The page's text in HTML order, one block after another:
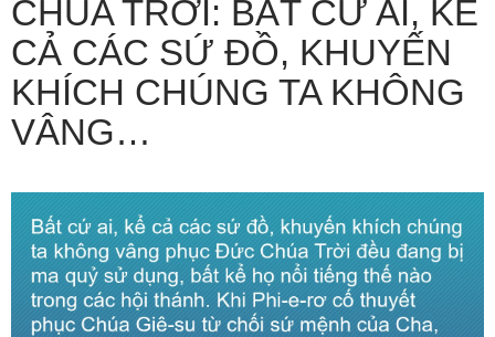
CHÚA TRỜI: BẤT CỨ AI, KỂ
CẢ CÁC SỨ ĐỒ, KHUYẾN
KHÍCH CHÚNG TA KHÔNG
VÂNG…